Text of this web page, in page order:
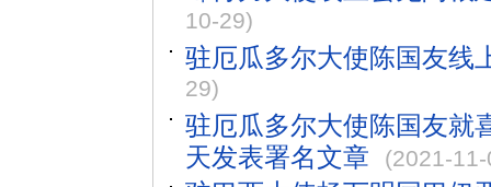
10-29)
驻厄瓜多尔大使陈国友线
29)
驻厄瓜多尔大使陈国友就
天发表署名文章
(2021-